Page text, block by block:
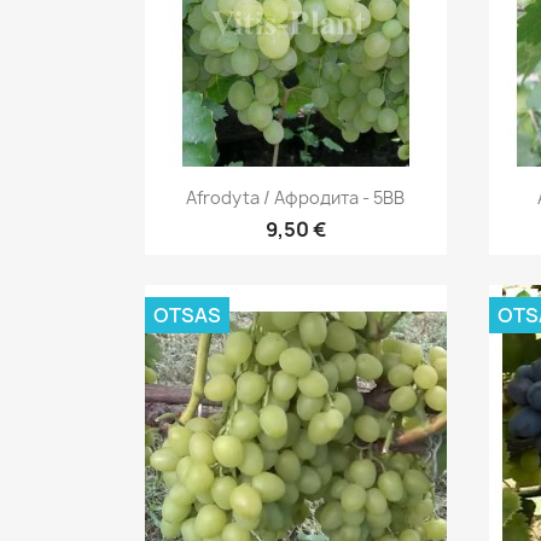
Kiirvaade
Afrodyta / Афродита - 5BB
9,50 €
OTSAS